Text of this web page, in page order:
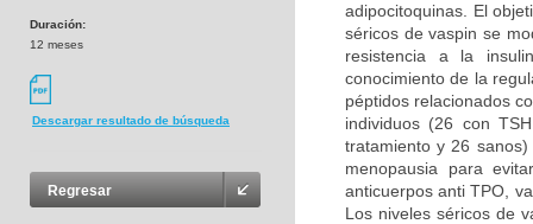
Duración:
12 meses
Descargar resultado de búsqueda
Regresar
adipocitoquinas. El
séricos de vaspin se
resistencia a la
conocimiento de la
péptidos relacionados
individuos (26 con
tratamiento y 26
menopausia para
anticuerpos anti TPO,
Los niveles séricos de